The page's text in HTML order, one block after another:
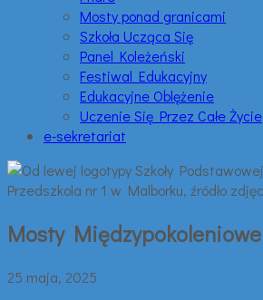
Mosty ponad granicami
Szkoła Ucząca Się
Panel Koleżeński
Festiwal Edukacyjny
Edukacyjne Oblężenie
Uczenie Się Przez Całe Życie
e-sekretariat
Mosty Międzypokoleniowe
25 maja, 2025